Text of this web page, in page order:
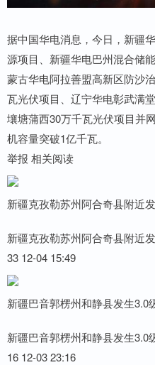
据中国华电消息，今日，新疆
源项目、新疆华电巴州混合储
蒙古华电阿拉善盟高新区防沙
瓦光伏项目、辽宁华电彰武满
壤塘蒲西30万千瓦光伏项目并
机容量突破1亿千瓦。
举报 相关阅读
新疆克孜勒苏州阿合奇县附近
新疆克孜勒苏州阿合奇县附近
33 12-04 15:49
新疆巴音郭楞州和静县发生3.0
新疆巴音郭楞州和静县发生3.0
16 12-03 23:16